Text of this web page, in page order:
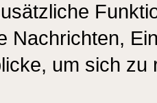
Nachrichten,
um sich